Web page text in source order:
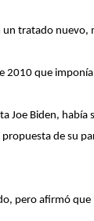
un tratado
que
Joe Biden,
propuesta de su
pero afirmó